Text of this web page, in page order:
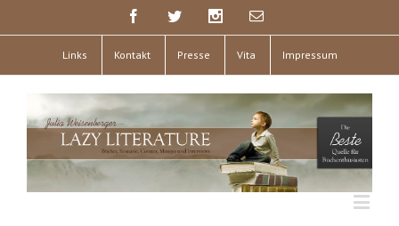
Links Kontakt Presse Vita Impressum